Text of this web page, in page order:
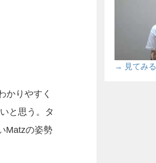
かりやすく
と思う。タ
Matzの姿勢
→ 見てみる